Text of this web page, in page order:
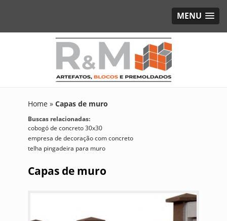
MENU
Home » Capas de muro
Buscas relacionadas:
cobogó de concreto 30x30
empresa de decoração com concreto
telha pingadeira para muro
Capas de muro